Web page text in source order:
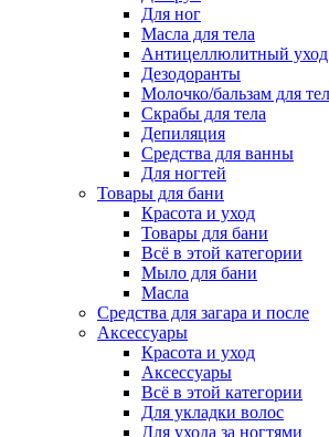
Для ног
Масла для тела
Антицеллюлитный уход
Дезодоранты
Молочко/бальзам для
Скрабы для тела
Депиляция
Средства для ванны
Для ногтей
Товары для бани
Красота и уход
Товары для бани
Всё в этой категории
Мыло для бани
Масла
Средства для загара и после
Аксессуары
Красота и уход
Аксессуары
Всё в этой категории
Для укладки волос
Для ухода за ногтями